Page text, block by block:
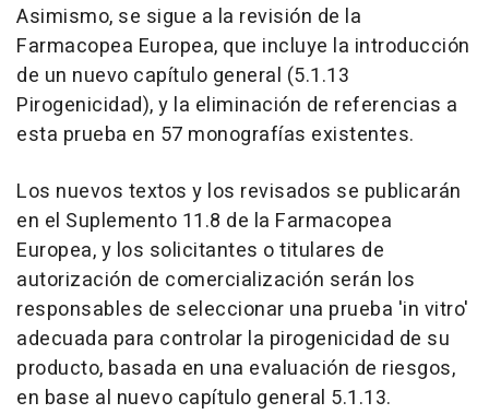
Asimismo, se sigue a la revisión de la
Farmacopea Europea, que incluye la introducción
de un nuevo capítulo general (5.1.13
Pirogenicidad), y la eliminación de referencias a
esta prueba en 57 monografías existentes.
Los nuevos textos y los revisados se publicarán
en el Suplemento 11.8 de la Farmacopea
Europea, y los solicitantes o titulares de
autorización de comercialización serán los
responsables de seleccionar una prueba 'in vitro'
adecuada para controlar la pirogenicidad de su
producto, basada en una evaluación de riesgos,
en base al nuevo capítulo general 5.1.13.